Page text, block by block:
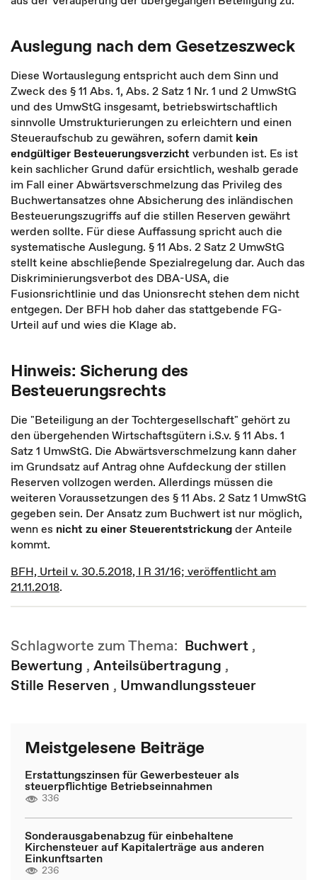
Auslegung nach dem Gesetzeszweck
Diese Wortauslegung entspricht auch dem Sinn und
Zweck des § 11 Abs. 1, Abs. 2 Satz 1 Nr. 1 und 2 UmwStG
und des UmwStG insgesamt, betriebswirtschaftlich
sinnvolle Umstrukturierungen zu erleichtern und einen
Steueraufschub zu gewähren, sofern damit kein
endgültiger Besteuerungsverzicht verbunden ist. Es ist
kein sachlicher Grund dafür ersichtlich, weshalb gerade
im Fall einer Abwärtsverschmelzung das Privileg des
Buchwertansatzes ohne Absicherung des inländischen
Besteuerungszugriffs auf die stillen Reserven gewährt
werden sollte. Für diese Auffassung spricht auch die
systematische Auslegung. § 11 Abs. 2 Satz 2 UmwStG
stellt keine abschließende Spezialregelung dar. Auch das
Diskriminierungsverbot des DBA-USA, die
Fusionsrichtlinie und das Unionsrecht stehen dem nicht
entgegen. Der BFH hob daher das stattgebende FG-
Urteil auf und wies die Klage ab.
Hinweis: Sicherung des
Besteuerungsrechts
Die "Beteiligung an der Tochtergesellschaft" gehört zu
den übergehenden Wirtschaftsgütern i.S.v. § 11 Abs. 1
Satz 1 UmwStG. Die Abwärtsverschmelzung kann daher
im Grundsatz auf Antrag ohne Aufdeckung der stillen
Reserven vollzogen werden. Allerdings müssen die
weiteren Voraussetzungen des § 11 Abs. 2 Satz 1 UmwStG
gegeben sein. Der Ansatz zum Buchwert ist nur möglich,
wenn es nicht zu einer Steuerentstrickungder Anteile
kommt.
BFH, Urteil v. 30.5.2018, I R 31/16; veröffentlicht am
21.11.2018.
Schlagworte zum Thema: Buchwert ,
Bewertung , Anteilsübertragung ,
Stille Reserven , Umwandlungssteuer
Meistgelesene Beiträge
Erstattungszinsen für Gewerbesteuer als
steuerpflichtige Betriebseinnahmen
336
Sonderausgabenabzug für einbehaltene
Kirchensteuer auf Kapitalerträge aus anderen
Einkunftsarten
236